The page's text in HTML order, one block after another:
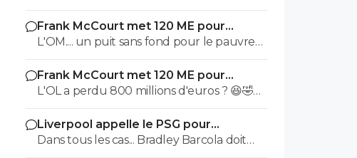
première saison il etait top mais depuis
quelques match etait en dessus. Merci et
bon vent a lui pour le reste de sa carrière
...
Frank McCourt met 120 ME pour
sauver l’OM !
L'OM.... un puit sans fond pour le pauvre
Frank McCourt.
Frank McCourt met 120 ME pour
sauver l’OM !
L'OL a perdu 800 millions d'euros ? 😆🤣😂
Pourquoi pas un milliard tant que tu y es !
^^
Liverpool appelle le PSG pour
renoncer à Barcola
Dans tous les cas... Bradley Barcola doit